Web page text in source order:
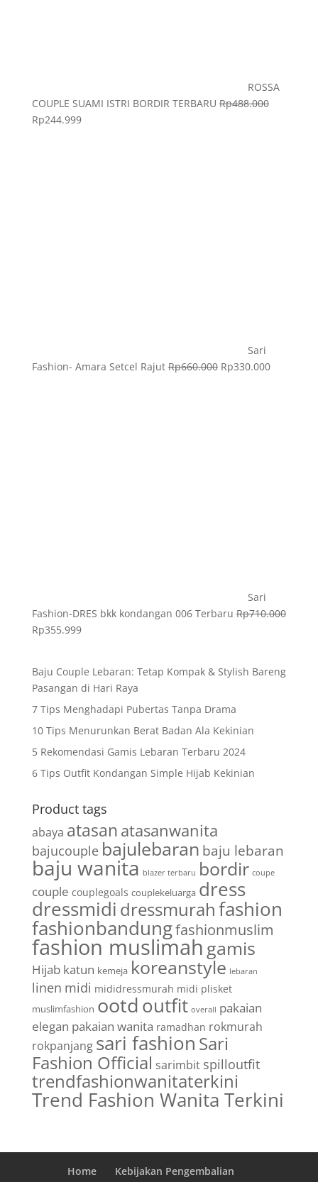
ROSSA
COUPLE SUAMI ISTRI BORDIR TERBARU Rp488.000
Rp244.999
Sari
Fashion- Amara Setcel Rajut Rp660.000 Rp330.000
Sari
Fashion-DRES bkk kondangan 006 Terbaru Rp710.000
Rp355.999
Baju Couple Lebaran: Tetap Kompak & Stylish Bareng
Pasangan di Hari Raya
7 Tips Menghadapi Pubertas Tanpa Drama
10 Tips Menurunkan Berat Badan Ala Kekinian
5 Rekomendasi Gamis Lebaran Terbaru 2024
6 Tips Outfit Kondangan Simple Hijab Kekinian
Product tags
abaya atasan atasanwanita
bajucouple bajulebaran baju lebaran
baju wanita blazer terbaru bordir coupe
couple couplegoals couplekeluarga dress
dressmidi dressmurahfashion
fashionbandungfashionmuslim
fashion muslimah gamis
Hijab katun kemeja koreanstyle lebaran
linen midi mididressmurah midi plisket
muslimfashion ootd outfit overall pakaian
elegan pakaian wanita ramadhan rokmurah
rokpanjang sari fashion Sari
Fashion Official sarimbit spilloutfit
trendfashionwanitaterkini
Trend Fashion Wanita Terkini
Home
Kebijakan Pengembalian